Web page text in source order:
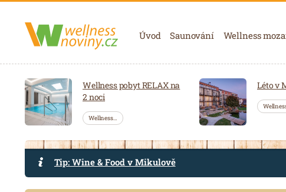
Navigace
Úvod Saunování Wellness
Wellness pobyt RELAX na
2 noci
Wellness…
Léto v
Tip: Wine & Food v Mikulově